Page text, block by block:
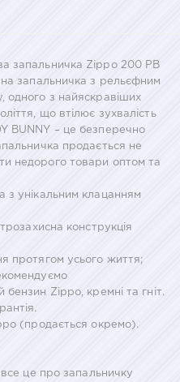
запальничка Zippo 200 PB
запальничка з рельєфним
з найяскравіших
що втілює зухвалість
BUNNY – це безперечно
продається не
недорого товари оптом та
з унікальним клацанням
конструкція
протягом усього життя;
бензин Zippo, кремні та гніт.
(продається окремо).
це про запальничку